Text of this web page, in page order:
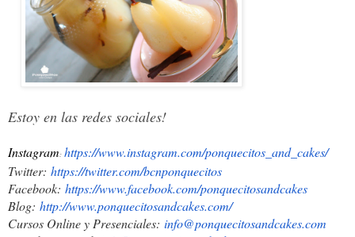
Estoy en las redes sociales!
Instagram: https://www.instagram.com/ponquecitos_and_cakes/
Twitter: https://twitter.com/bcnponquecitos
Facebook: https://www.facebook.com/ponquecitosandcakes
Blog: http://www.ponquecitosandcakes.com/
Cursos Online y Presenciales: info@ponquecitosandcakes.com